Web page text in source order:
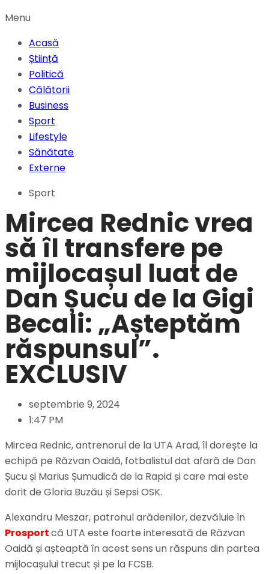
Menu
Acasă
Știință
Politică
Călătorii
Business
Sport
Lifestyle
Sănătate
Externe
Sport
Mircea Rednic vrea
să îl transfere pe
mijlocașul luat de
Dan Șucu de la Gigi
Becali: „Așteptăm
răspunsul”.
EXCLUSIV
septembrie 9, 2024
1:47 PM
Mircea Rednic, antrenorul de la UTA Arad, îl dorește la
echipă pe Răzvan Oaidă, fotbalistul dat afară de Dan
Șucu și Marius Șumudică de la Rapid și care mai este
dorit de Gloria Buzău și Sepsi OSK.
Alexandru Meszar, patronul arădenilor, dezvăluie în
Prosportcă UTA este foarte interesată de Răzvan
Oaidă și așteaptă în acest sens un răspuns din partea
mijlocașului trecut și pe la FCSB.